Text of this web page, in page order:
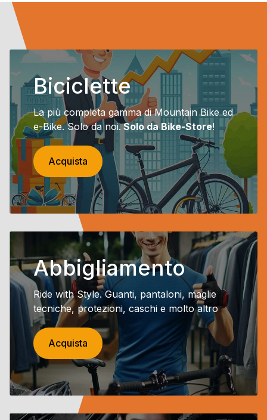
Biciclette
La più completa gamma di Mountain Bike ed
e-Bike. Solo da noi.Solo da Bike-Store!
Acquista
Abbigliamento
Ride with Style. Guanti, pantaloni, maglie
tecniche, protezioni, caschi e molto altro
Acquista